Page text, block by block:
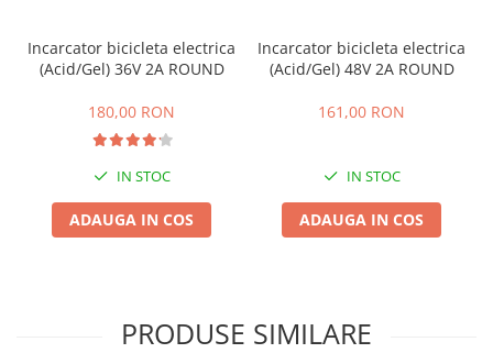
Incarcator bicicleta electrica
(Acid/Gel) 36V 2A ROUND
180,00 RON
IN STOC
ADAUGA IN COS
Incarcator bicicleta electrica
(Acid/Gel) 48V 2A ROUND
161,00 RON
IN STOC
ADAUGA IN COS
PRODUSE SIMILARE